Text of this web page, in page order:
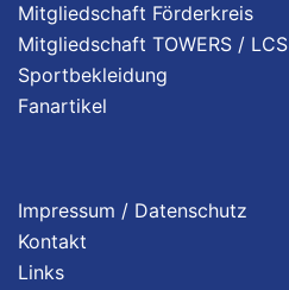
Mitgliedschaft Förderkreis
Mitgliedschaft TOWERS / LCS
Sportbekleidung
Fanartikel
Impressum / Datenschutz
Kontakt
Links